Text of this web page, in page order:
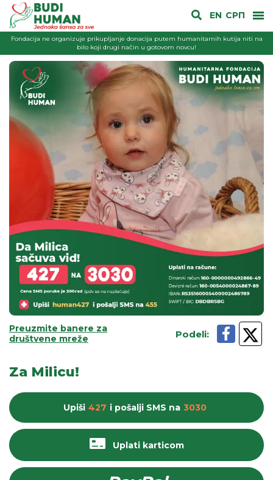
EN СРП
Fondacija ne organizuje prikupljanje donacija putem humanitarnih kutija niti na
bilo koji drugi način u gotovom novcu!
Preuzmite banere za
društvene mreže
Podeli:
Za Milicu!
Uplati karticom
Upiši 427 i pošalji SMS na 3030